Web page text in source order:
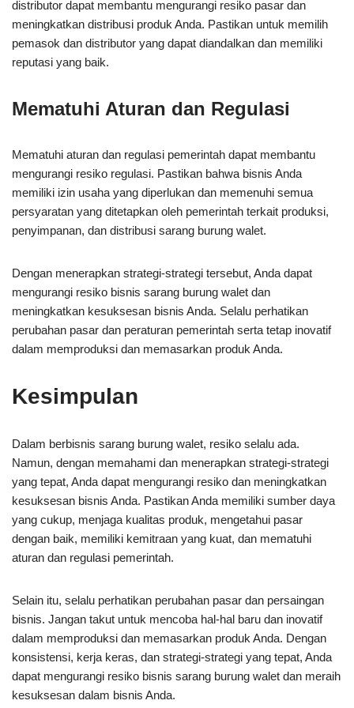
distributor dapat membantu mengurangi resiko pasar dan
meningkatkan distribusi produk Anda. Pastikan untuk memilih
pemasok dan distributor yang dapat diandalkan dan memiliki
reputasi yang baik.
Mematuhi Aturan dan Regulasi
Mematuhi aturan dan regulasi pemerintah dapat membantu
mengurangi resiko regulasi. Pastikan bahwa bisnis Anda
memiliki izin usaha yang diperlukan dan memenuhi semua
persyaratan yang ditetapkan oleh pemerintah terkait produksi,
penyimpanan, dan distribusi sarang burung walet.
Dengan menerapkan strategi-strategi tersebut, Anda dapat
mengurangi resiko bisnis sarang burung walet dan
meningkatkan kesuksesan bisnis Anda. Selalu perhatikan
perubahan pasar dan peraturan pemerintah serta tetap inovatif
dalam memproduksi dan memasarkan produk Anda.
Kesimpulan
Dalam berbisnis sarang burung walet, resiko selalu ada.
Namun, dengan memahami dan menerapkan strategi-strategi
yang tepat, Anda dapat mengurangi resiko dan meningkatkan
kesuksesan bisnis Anda. Pastikan Anda memiliki sumber daya
yang cukup, menjaga kualitas produk, mengetahui pasar
dengan baik, memiliki kemitraan yang kuat, dan mematuhi
aturan dan regulasi pemerintah.
Selain itu, selalu perhatikan perubahan pasar dan persaingan
bisnis. Jangan takut untuk mencoba hal-hal baru dan inovatif
dalam memproduksi dan memasarkan produk Anda. Dengan
konsistensi, kerja keras, dan strategi-strategi yang tepat, Anda
dapat mengurangi resiko bisnis sarang burung walet dan meraih
kesuksesan dalam bisnis Anda.